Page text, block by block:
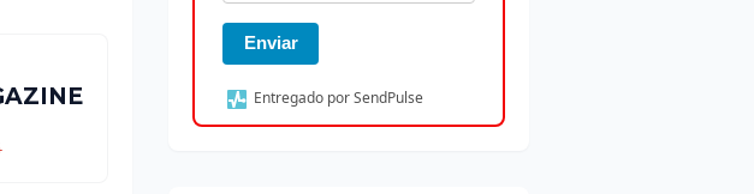
Enviar
Entregado por SendPulse